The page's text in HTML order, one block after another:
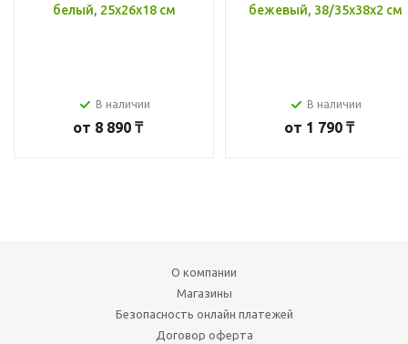
белый, 25x26x18 см
В наличии
от 8 890 ₸
бежевый, 38/35x38x2 см
В наличии
от 1 790 ₸
О компании
Магазины
Безопасность онлайн платежей
Договор оферта